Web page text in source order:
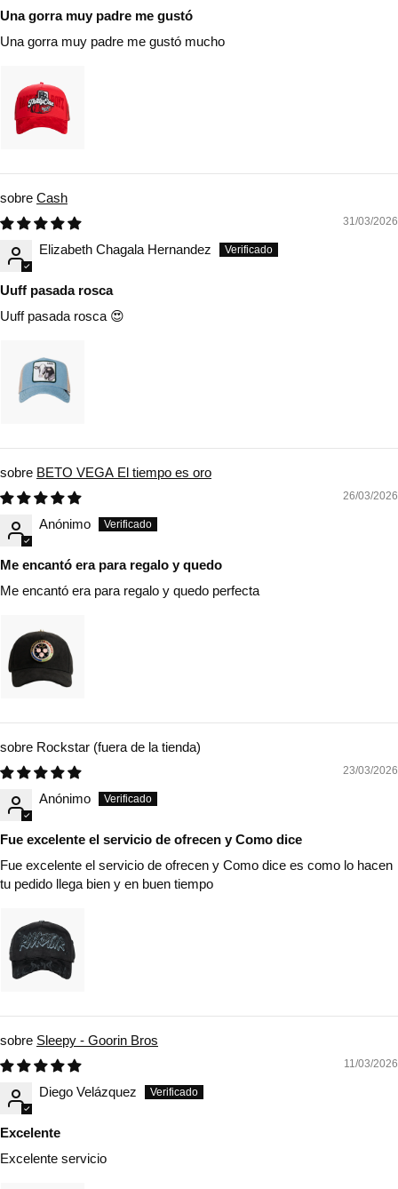
Una gorra muy padre me gustó
Una gorra muy padre me gustó mucho
Cash
31/03/2026
Elizabeth Chagala Hernandez
Uuff pasada rosca
Uuff pasada rosca 😍
BETO VEGA El tiempo es oro
26/03/2026
Anónimo
Me encantó era para regalo y quedo
Me encantó era para regalo y quedo perfecta
Rockstar
23/03/2026
Anónimo
Fue excelente el servicio de ofrecen y Como dice
Fue excelente el servicio de ofrecen y Como dice es como lo hacen
tu pedido llega bien y en buen tiempo
Sleepy - Goorin Bros
11/03/2026
Diego Velázquez
Excelente
Excelente servicio